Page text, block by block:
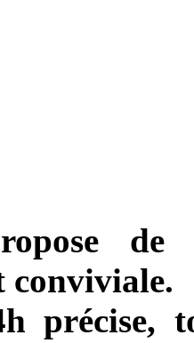
conviviale.
précise,